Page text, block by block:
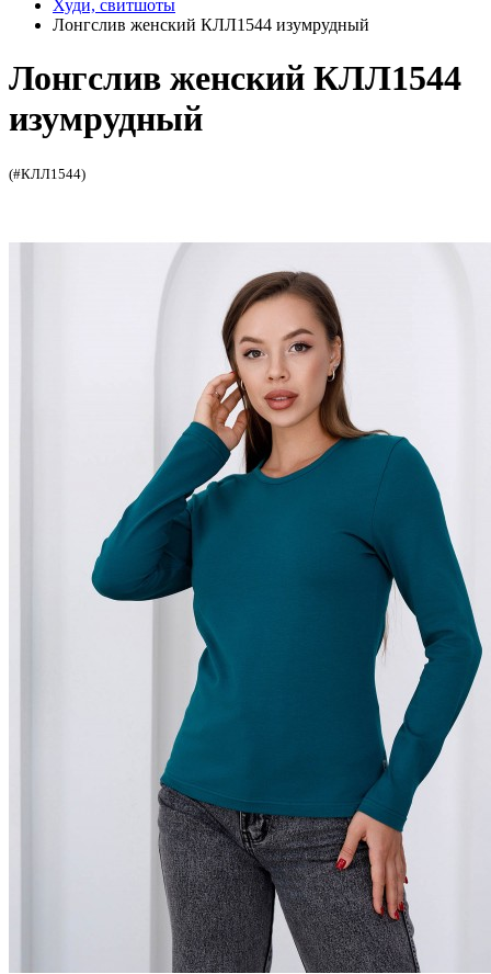
Худи, свитшоты
Лонгслив женский КЛЛ1544 изумрудный
Лонгслив женский КЛЛ1544
изумрудный
(#КЛЛ1544)